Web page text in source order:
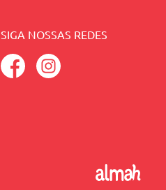
SIGA NOSSAS REDES